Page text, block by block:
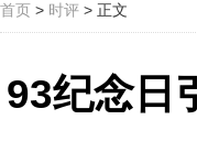
首页 > 时评 > 正文
93纪念日